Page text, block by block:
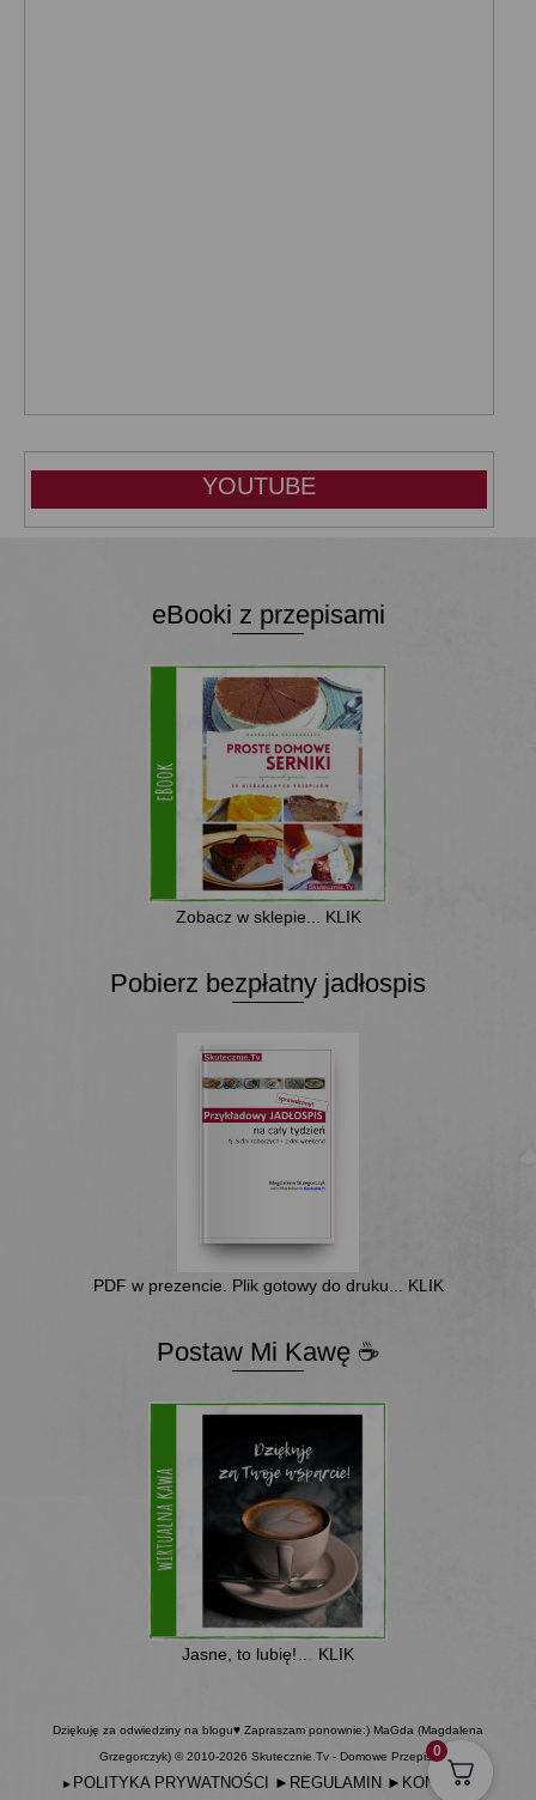
YOUTUBE
eBooki z przepisami
Zobacz w sklepie... KLIK
Pobierz bezpłatny jadłospis
PDF w prezencie. Plik gotowy do druku... KLIK
Postaw Mi Kawę ☕
Jasne, to lubię!… KLIK
Dziękuję za odwiedziny na blogu♥ Zapraszam ponownie:) MaGda (Magdalena
Grzegorczyk) © 2010-2026 Skutecznie.Tv - Domowe Przepisy
► POLITYKA PRYWATNOŚCI ► REGULAMIN ► KONTAKT
0